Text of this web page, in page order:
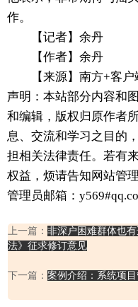
作。
【记者】余丹
【作者】余丹
【来源】南方+客户
声明：本站部分内容和
和编辑，版权归原作者
息、交流和学习之目的
担相关法律责任。若有
权益，烦请告知网站管
管理员邮箱：
上一篇： 非深户困难群体也
法》征求修订意见
下一篇： 案例介绍：系统项